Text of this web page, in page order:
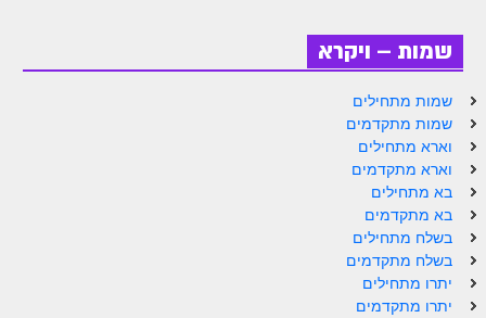
שמות – ויקרא
שמות מתחילים
שמות מתקדמים
וארא מתחילים
וארא מתקדמים
בא מתחילים
בא מתקדמים
בשלח מתחילים
בשלח מתקדמים
יתרו מתחילים
יתרו מתקדמים